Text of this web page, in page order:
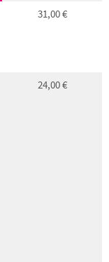
31,00 €
24,00 €